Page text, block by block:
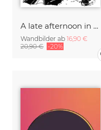
A late afternoon in Venice
Wandbilder ab 16,90 €
20,90 € -20%